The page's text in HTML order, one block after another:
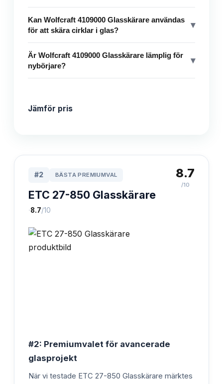
Kan Wolfcraft 4109000 Glasskärare användas
för att skära cirklar i glas?
▾
Är Wolfcraft 4109000 Glasskärare lämplig för
nybörjare?
▾
Jämför pris
#2 BÄSTA PREMIUMVAL
ETC 27-850 Glasskärare
·8.7/10
8.7
/10
#2: Premiumvalet för avancerade
glasprojekt
När vi testade ETC 27-850 Glasskärare märktes